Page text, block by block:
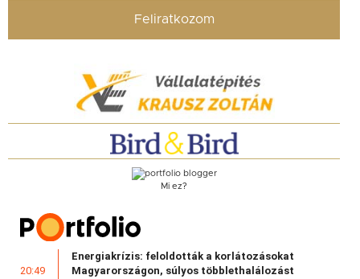
Feliratkozom
Mi ez?
20:49
Energiakrízis: feloldották a korlátozásokat
Magyarországon, súlyos többlethalálozást